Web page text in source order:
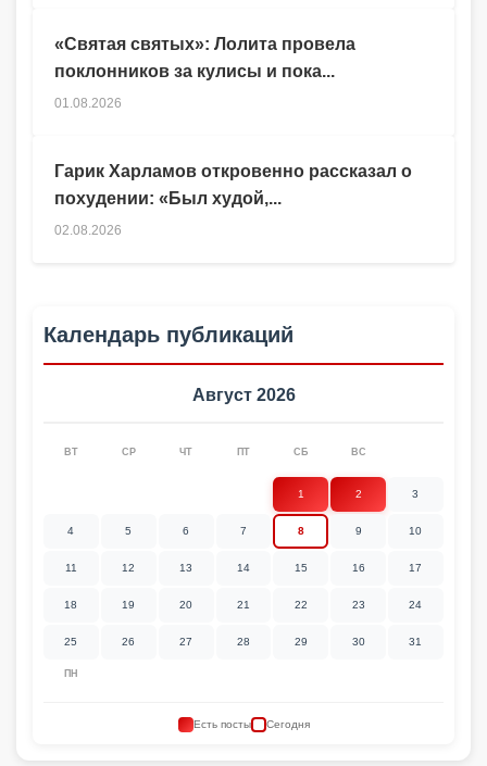
Гарик Харламов откровенно рассказал о
похудении: «Был худой,...
02.08.2026
«Святая святых»: Лолита провела
поклонников за кулисы и пока...
01.08.2026
Календарь публикаций
Август 2026
ПН
ВТ СР ЧТ ПТ СБ ВС
1 2 3
4 5 6 7 8 9 10
11 12 13 14 15 16 17
18 19 20 21 22 23 24
25 26 27 28 29 30 31
Есть посты Сегодня